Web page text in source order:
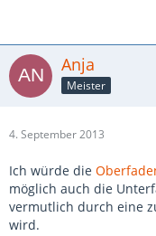
Anja
Meister
4. September 2013
Ich würde die
möglich auch die
vermutlich durch eine
wird.